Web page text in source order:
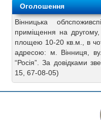
Оголошення
Вінницька
приміщення на другому,
площею 10-20 кв.м., в
адресою: м. Вінниця,
“Росія”. За довідками
15, 67-08-05)